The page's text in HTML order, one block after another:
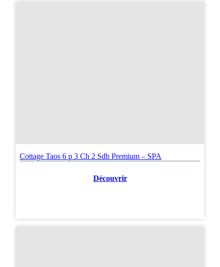
Cottage Taos 6 p 3 Ch 2 Sdb Premium – SPA
Découvrir